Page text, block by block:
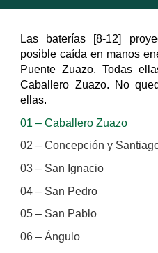
Las baterías [8-12]
posible caída en manos
Puente Zuazo. Todas
Caballero Zuazo. No
ellas.
01 – Caballero Zuazo
02 – Concepción y
03 – San Ignacio
04 – San Pedro
05 – San Pablo
06 – Ángulo